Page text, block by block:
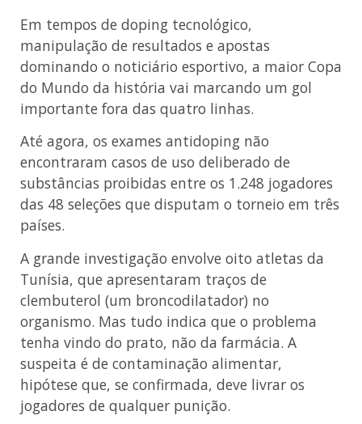
Em tempos de doping tecnológico,
manipulação de resultados e apostas
dominando o noticiário esportivo, a maior Copa
do Mundo da história vai marcando um gol
importante fora das quatro linhas.
Até agora, os exames antidoping não
encontraram casos de uso deliberado de
substâncias proibidas entre os 1.248 jogadores
das 48 seleções que disputam o torneio em três
países.
A grande investigação envolve oito atletas da
Tunísia, que apresentaram traços de
clembuterol (um broncodilatador) no
organismo. Mas tudo indica que o problema
tenha vindo do prato, não da farmácia. A
suspeita é de contaminação alimentar,
hipótese que, se confirmada, deve livrar os
jogadores de qualquer punição.